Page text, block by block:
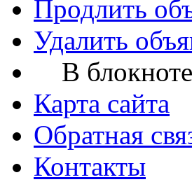
Продлить
Удалить
В
Карта сайта
Обратная
Контакты